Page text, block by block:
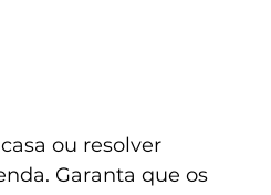
ou resolver
Garanta que os